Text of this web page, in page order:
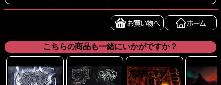
こちらの商品も一緒にいかがですか？